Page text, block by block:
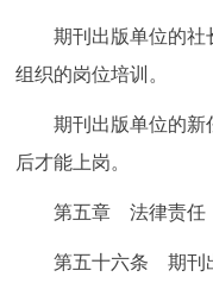
期刊出版单位的社
组织的岗位培训。
期刊出版单位的新
后才能上岗。
第五章 法律责任
第五十六条 期刊出